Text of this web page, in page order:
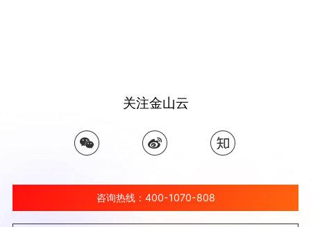
关注金山云
咨询热线：400-1070-808